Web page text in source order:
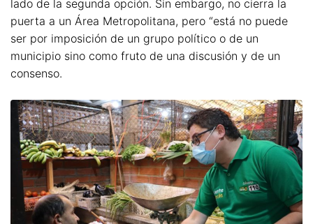
lado de la segunda opción. Sin embargo, no cierra la
puerta a un Área Metropolitana, pero “está no puede
ser por imposición de un grupo político o de un
municipio sino como fruto de una discusión y de un
consenso.